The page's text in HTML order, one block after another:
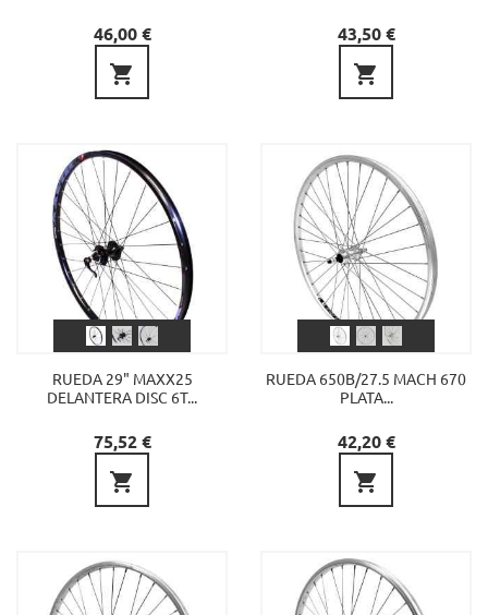
Precio
46,00 €

Precio
43,50 €

RUEDA 29" MAXX25
DELANTERA DISC 6T...
Precio
75,52 €

RUEDA 650B/27.5 MACH 670
PLATA...
Precio
42,20 €
